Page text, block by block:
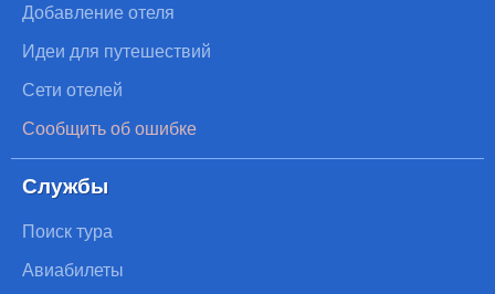
Добавление отеля
Идеи для путешествий
Сети отелей
Сообщить об ошибке
Службы
Поиск тура
Авиабилеты